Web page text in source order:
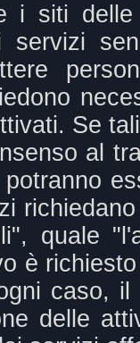
i siti delle
servizi
Se
al
quale
è
caso,
delle